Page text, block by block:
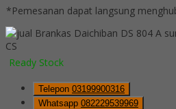
*Pemesanan dapat langsung
CS
Ready Stock
Telepon 03199900316
Whatsapp 082229539969